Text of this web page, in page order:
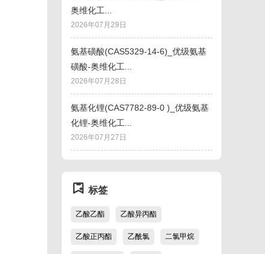
奥维化工...
2026年07月29日
氨基磺酸(CAS5329-14-6)_优级氨基
磺酸-奥维化工...
2026年07月28日
氨基化锂(CAS7782-89-0 )_优级氨基
化锂-奥维化工...
2026年07月27日
标签
乙酸乙酯 乙酸异丙酯
乙酸正丙酯 乙酰氯 二氯甲烷